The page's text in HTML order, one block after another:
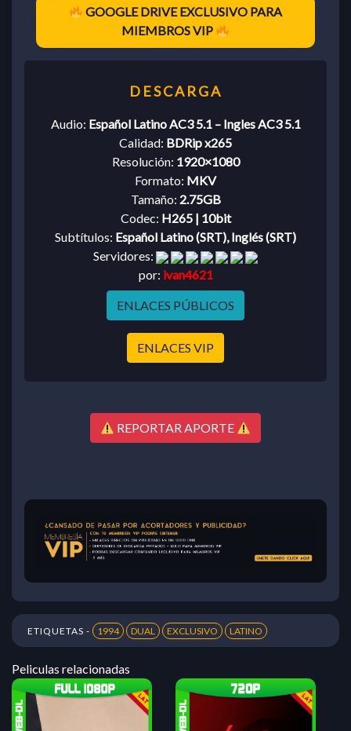
GOOGLE DRIVE EXCLUSIVO PARA
MIEMBROS VIP
Audio: Español Latino AC3 5.1 – Ingles AC3 5.1
Calidad: BDRip x265
Resolución: 1920×1080
Formato: MKV
Tamaño: 2.75GB
Codec: H265 | 10bit
Subtítulos: Español Latino (SRT), Inglés (SRT)
Servidores:
por: ivan4621
ENLACES PÚBLICOS
ENLACES VIP
REPORTAR APORTE
ETIQUETAS - 1994 DUAL EXCLUSIVO LATINO
Peliculas relacionadas